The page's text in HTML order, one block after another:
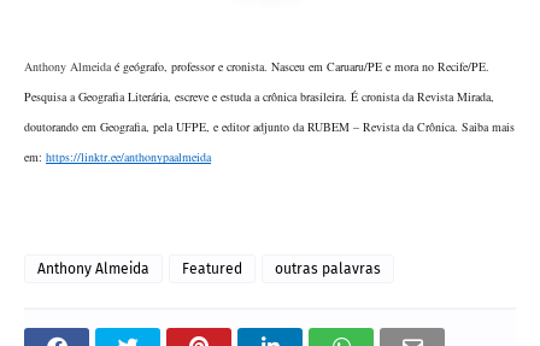
Anthony Almeidaé geógrafo, professor e cronista. Nasceu em Caruaru/PE e mora no Recife/PE.
Pesquisa a Geografia Literária, escreve e estuda a crônica brasileira. É cronista da Revista Mirada,
doutorando em Geografia, pela UFPE, e editor adjunto da RUBEM – Revista da Crônica. Saiba mais
em: https://linktr.ee/anthonypaalmeida
Anthony Almeida Featured outras palavras